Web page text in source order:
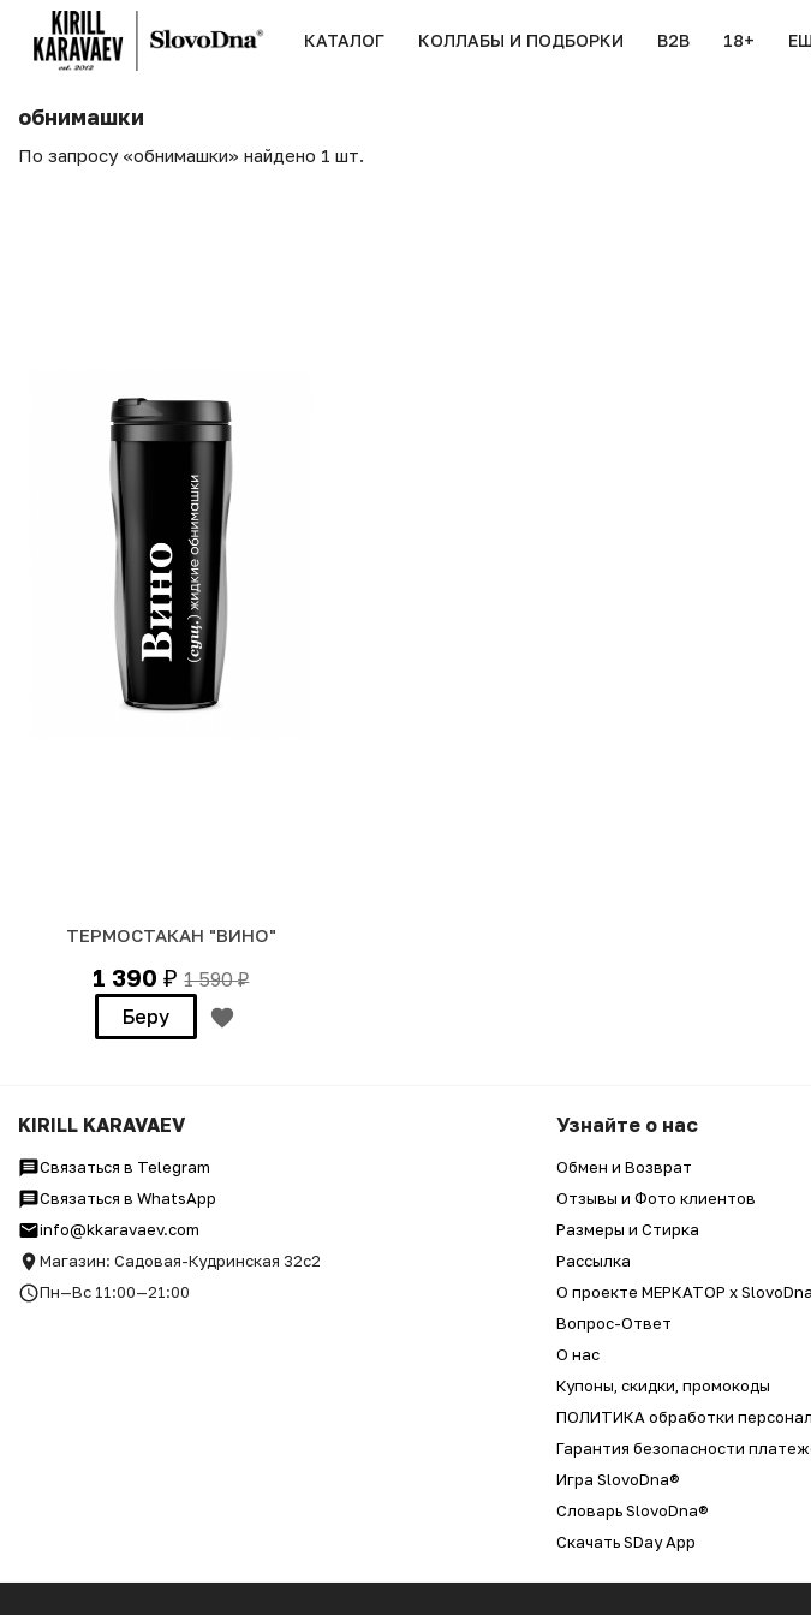
КАТАЛОГ КОЛЛАБЫ И ПОДБОРКИ B2B 18+
обнимашки
По запросу «обнимашки» найдено 1 шт.
ТЕРМОСТАКАН "ВИНО"
1 390₽ 1 590₽
Беру
KIRILL KARAVAEV
Связаться в Telegram
Связаться в WhatsApp
info@kkaravaev.com
Магазин: Садовая-Кудринская 32с2
Пн—Вс 11:00—21:00
Узнайте о нас
Обмен и Возврат
Отзывы и Фото клиентов
Размеры и Стирка
Рассылка
О проекте МЕРКАТОР x SlovoDna
Вопрос-Ответ
О нас
Купоны, скидки, промокоды
ПОЛИТИКА обработки
Гарантия безопасности
Игра SlovoDna®
Словарь SlovoDna®
Скачать SDay App